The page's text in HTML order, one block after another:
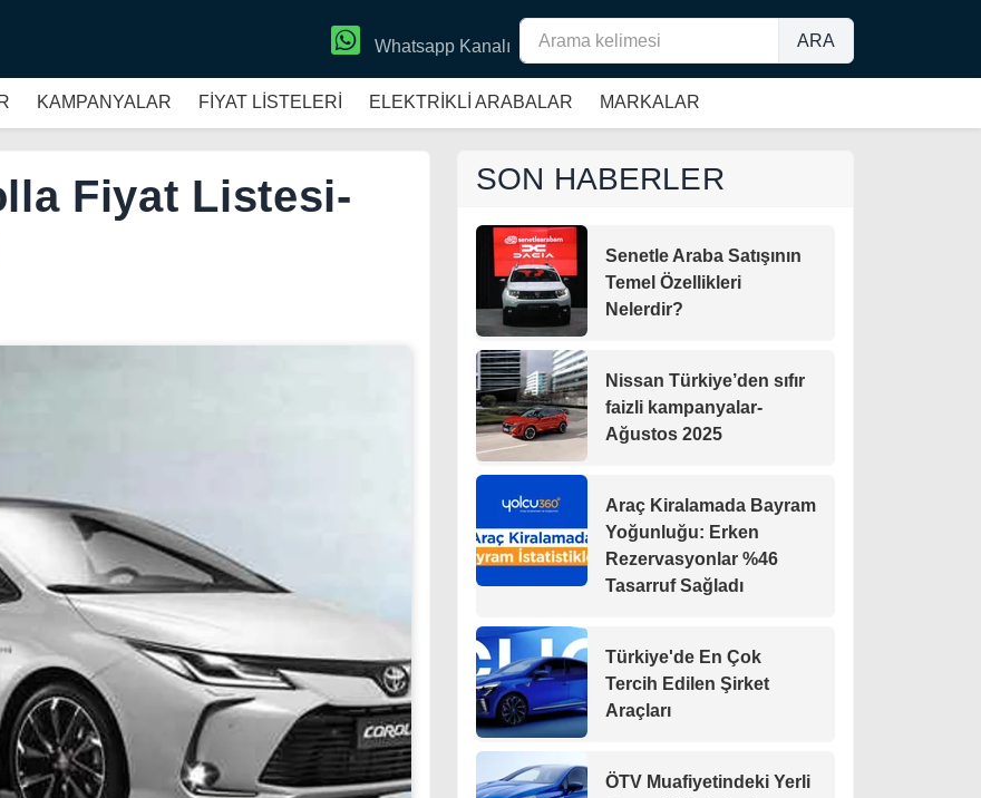
ARA
Whatsapp Kanalı
KAMPANYALAR FİYAT LİSTELERİ ELEKTRİKLİ ARABALAR MARKALAR
Fiyat Listesi-
SON HABERLER
Senetle Araba Satışının
Temel Özellikleri
Nelerdir?
Nissan Türkiye’den sıfır
faizli kampanyalar-
Ağustos 2025
Araç Kiralamada Bayram
Yoğunluğu: Erken
Rezervasyonlar %46
Tasarruf Sağladı
Türkiye'de En Çok
Tercih Edilen Şirket
Araçları
ÖTV Muafiyetindeki Yerli